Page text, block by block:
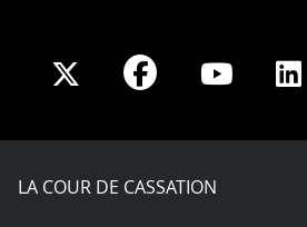
Share
X
Share
Facebook
Share
LA COUR DE CASSATION